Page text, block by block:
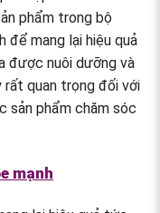
phẩm trong bộ
để mang lại hiệu quả
được nuôi dưỡng và
rất quan trọng đối với
sản phẩm chăm sóc
mạnh